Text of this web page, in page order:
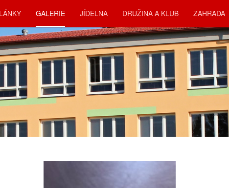
GALERIE JÍDELNA DRUŽINA A KLUB ZAHRADA